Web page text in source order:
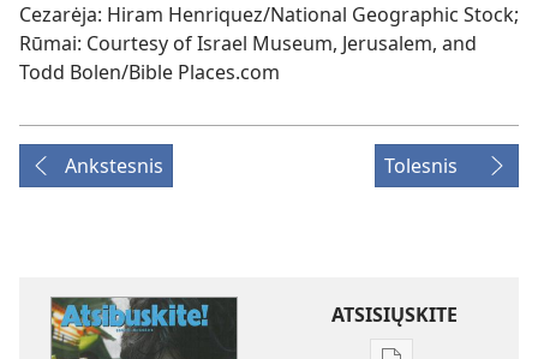
Cezarėja: Hiram Henriquez/National Geographic Stock;
Rūmai: Courtesy of Israel Museum, Jerusalem, and
Todd Bolen/Bible Places.com
Ankstesnis Tolesnis
ATSISIŲSKITE